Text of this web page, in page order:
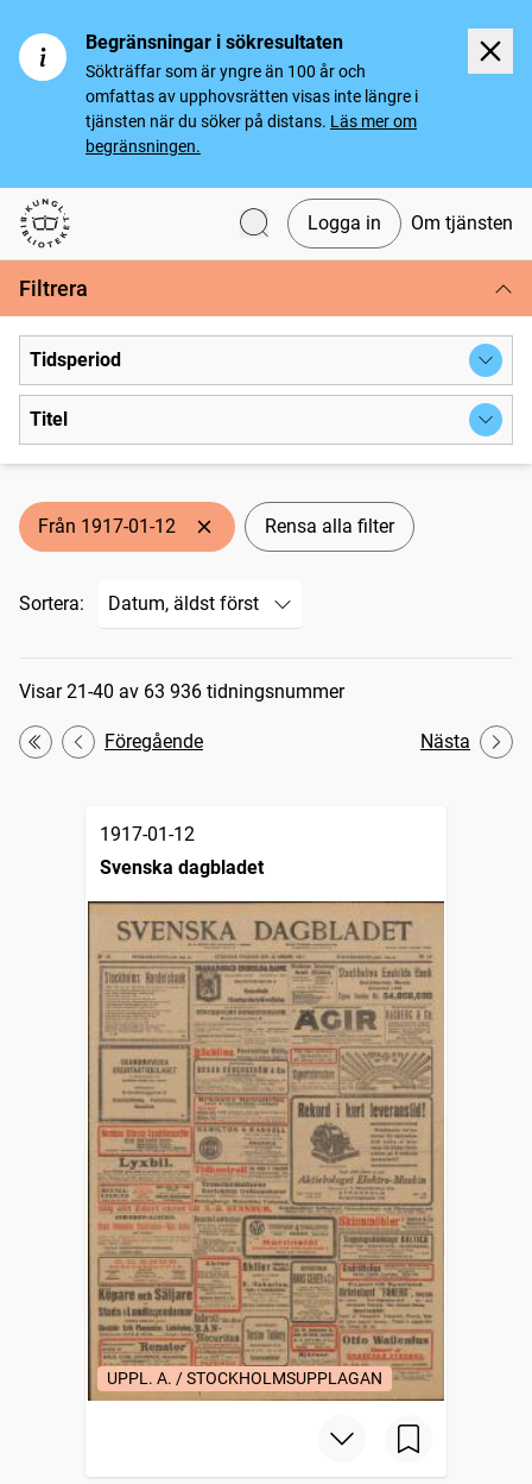
Begränsningar i sökresultaten
Sökträffar som är yngre än 100 år och
omfattas av upphovsrätten visas inte längre i
tjänsten när du söker på distans. Läs mer om
begränsningen.
Svenska tidningar
Logga in Om tjänsten
Filtrera
Tidsperiod
Titel
Från 1917-01-12 Rensa alla filter
Sortera:
Sökresultat
Visar 21-40 av 63 936 tidningsnummer
Första
Föregående Nästa
1917-01-12
Svenska dagbladet
UPPL. A. / STOCKHOLMSUPPLAGAN